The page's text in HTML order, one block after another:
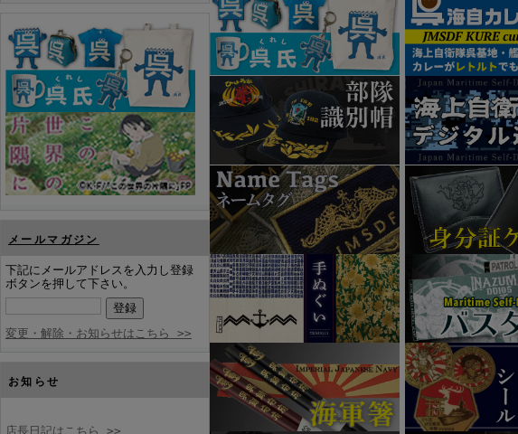
メールマガジン
下記にメールアドレスを入力し登録
ボタンを押して下さい。
変更・解除・お知らせはこちら >>
お知らせ
店長日記はこちら >>